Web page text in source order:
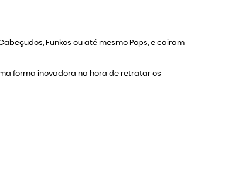
Funkos ou até mesmo Pops, e cairam
forma inovadora na hora de retratar os